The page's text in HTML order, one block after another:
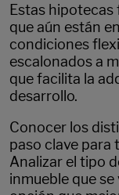
Estas hipotecas
que aún están
condiciones
escalonados a
que facilita la
desarrollo.
Conocer los
paso clave para
Analizar el tipo
inmueble que